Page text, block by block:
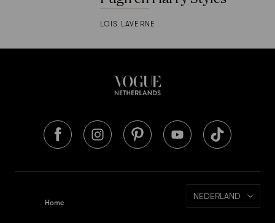
LOIS LAVERNE
Home
NEDERLAND